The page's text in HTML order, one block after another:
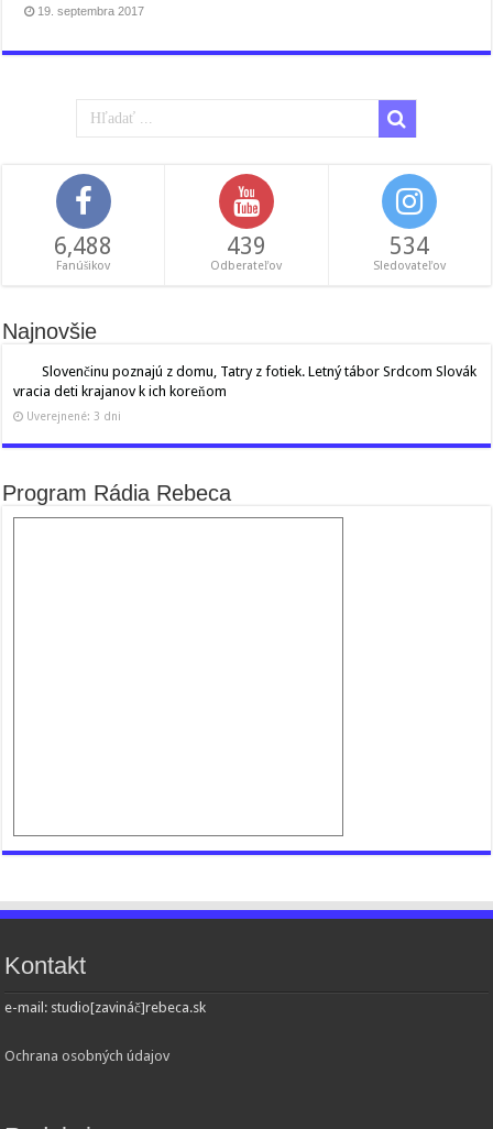
19. septembra 2017
6,488
Fanúšikov
439
Odberateľov
534
Sledovateľov
Najnovšie
Slovenčinu poznajú z domu, Tatry z fotiek. Letný tábor Srdcom Slovák
vracia deti krajanov k ich koreňom
Uverejnené: 3 dni
Program Rádia Rebeca
Kontakt
e-mail: studio[zavináč]rebeca.sk
Ochrana osobných údajov